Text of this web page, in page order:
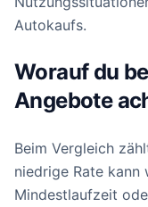
Autokaufs.
Worauf du
Angebote
Beim Vergleich
niedrige Rate kann
Mindestlaufzeit